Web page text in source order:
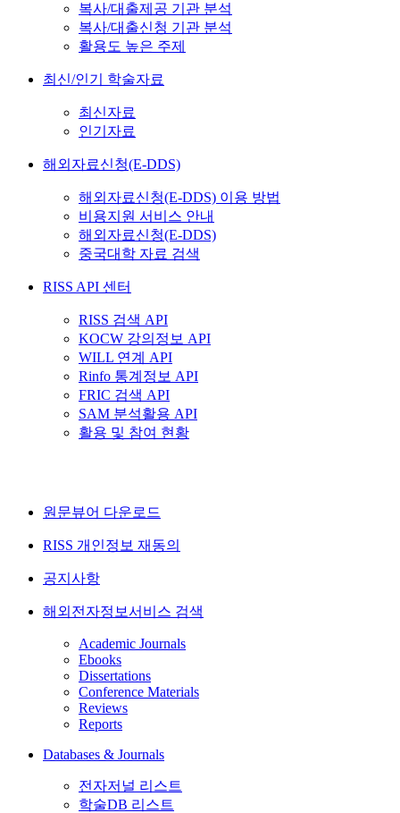
복사/대출제공 기관 분석
복사/대출신청 기관 분석
활용도 높은 주제
최신/인기 학술자료
최신자료
인기자료
해외자료신청(E-DDS)
해외자료신청(E-DDS) 이용 방법
비용지원 서비스 안내
해외자료신청(E-DDS)
중국대학 자료 검색
RISS API 센터
RISS 검색 API
KOCW 강의정보 API
WILL 연계 API
Rinfo 통계정보 API
FRIC 검색 API
SAM 분석활용 API
활용 및 참여 현황
원문뷰어 다운로드
RISS 개인정보 재동의
공지사항
해외전자정보서비스 검색
Academic Journals
Ebooks
Dissertations
Conference Materials
Reviews
Reports
Databases & Journals
전자저널 리스트
학술DB 리스트